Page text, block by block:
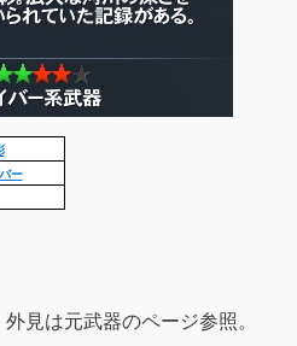
ー
見は元武器のページ参照。